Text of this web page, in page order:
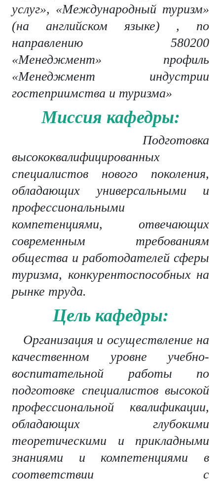
услуг», «Международный туризм»
(на английском языке) , по
направлению 580200
«Менеджмент» профиль
«Менеджмент индустрии
гостеприимства и туризма»
Миссия кафедры:
Подготовка
высококвалифицированных
специалистов нового поколения,
обладающих универсальными и
профессиональными
компетенциями, отвечающих
современным требованиям
общества и работодателей сферы
туризма, конкурентоспособных на
рынке труда.
Цель кафедры:
Организация и осуществление на
качественном уровне учебно-
воспитательной работы по
подготовке специалистов высокой
профессиональной квалификации,
обладающих глубокими
теоретическими и прикладными
знаниями и компетенциями в
соответствии с